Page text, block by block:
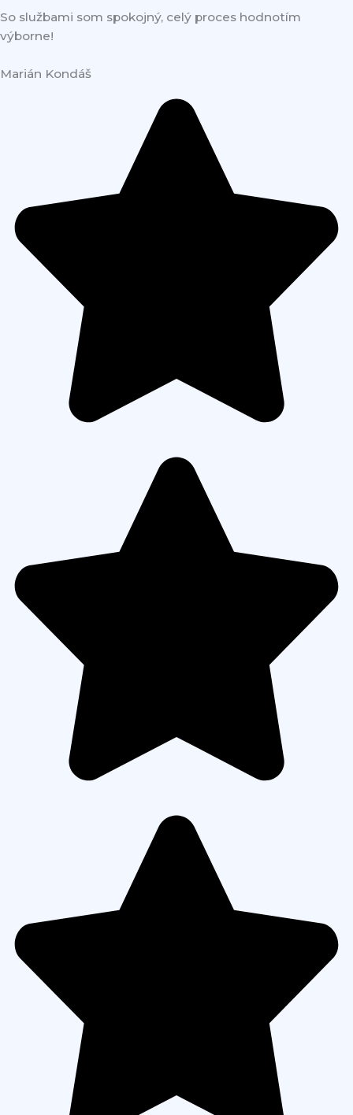
So službami som spokojný, celý proces hodnotím
výborne!
Marián Kondáš